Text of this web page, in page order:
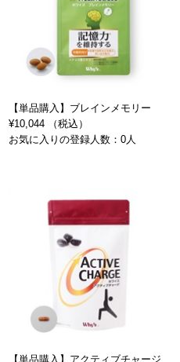
【単品購入】ブレインメモリー
¥10,044 （税込）
お気に入りの登録人数：0人
【単品購入】アクティブチャージ